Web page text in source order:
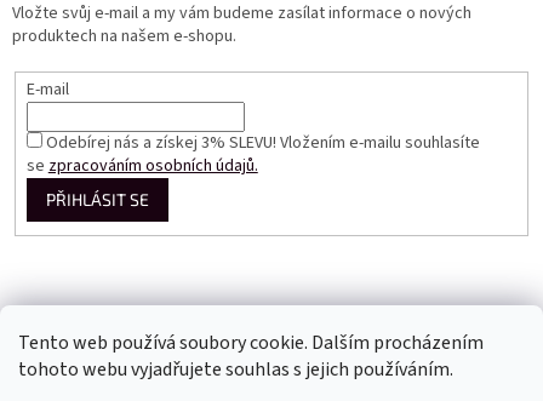
Tento web používá soubory cookie. Dalším procházením
tohoto webu vyjadřujete souhlas s jejich používáním.
Vložte svůj e-mail a my vám budeme zasílat informace o nových
produktech na našem e-shopu.
E-mail
Odebírej nás a získej 3% SLEVU! Vložením e-mailu souhlasíte
sezpracováním osobních údajů.
PŘIHLÁSIT SE